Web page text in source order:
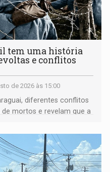
tem uma história
e conflitos
de 2026 às 15:00
diferentes conflitos
mortos e revelam que a